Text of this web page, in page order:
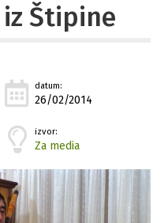
Štipine
datum:
26/02/2014
izvor:
Za media